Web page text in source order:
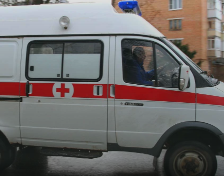
Недвижимость и ЖКХ
Образование
Общество
Погода
Праздники
Происшествия
Экономика и бизнес
ПРОЕКТЫ
Блоги